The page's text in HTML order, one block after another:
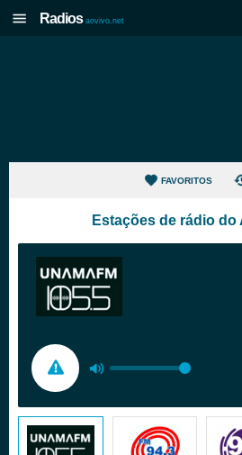
Radios aovivo.net
FAVORITOS
Estações de rádio do